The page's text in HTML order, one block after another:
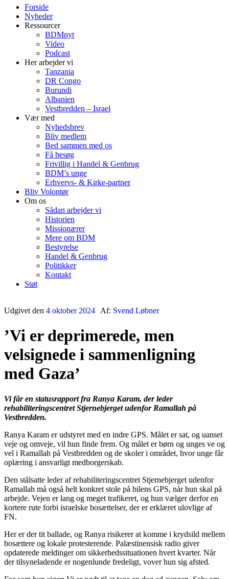
Forside
Nyheder
Ressourcer
BDMnyt
Video
Podcast
Her arbejder vi
Tanzania
DR Congo
Burundi
Albanien
Vestbredden – Israel
Vær med
Nyhedsbrev
Bliv medlem
Bed sammen med os
Få besøg
Frivillig i Handel & Genbrug
BDM’s unge
Erhvervs- & Kirke-partner
Bliv Volontør
Om os
Sådan arbejder vi
Historien
Missionærer
Mere om BDM
Bestyrelse
Handel & Genbrug
Politikker
Kontakt
Støt
Udgivet den 4 oktober 2024 Af: Svend Løbner
’Vi er deprimerede, men
velsignede i sammenligning
med Gaza’
Vi får en statusrapport fra Ranya Karam, der leder
rehabiliteringscentret Stjernebjerget udenfor Ramallah på
Vestbredden.
Ranya Karam er udstyret med en indre GPS. Målet er sat, og uanset
veje og omveje, vil hun finde frem. Og målet er børn og unges ve og
vel i Ramallah på Vestbredden og de skoler i området, hvor unge får
oplæring i ansvarligt medborgerskab.
Den stålsatte leder af rehabiliteringscentret Stjernebjerget udenfor
Ramallah må også helt konkret stole på bilens GPS, når hun skal på
arbejde. Vejen er lang og meget trafikeret, og hun vælger derfor en
kortere rute forbi israelske bosættelser, der er erklæret ulovlige af
FN.
Her er der tit ballade, og Ranya risikerer at komme i krydsild mellem
bosættere og lokale protesterende. Palæstinensisk radio giver
opdaterede meldinger om sikkerhedssituationen hvert kvarter. Når
der tilsyneladende er nogenlunde fredeligt, vover hun sig afsted.